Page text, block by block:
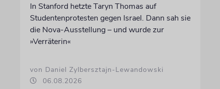
In Stanford hetzte Taryn Thomas auf
Studentenprotesten gegen Israel. Dann sah sie
die Nova-Ausstellung – und wurde zur
»Verräterin«
von Daniel Zylbersztajn-Lewandowski
06.08.2026